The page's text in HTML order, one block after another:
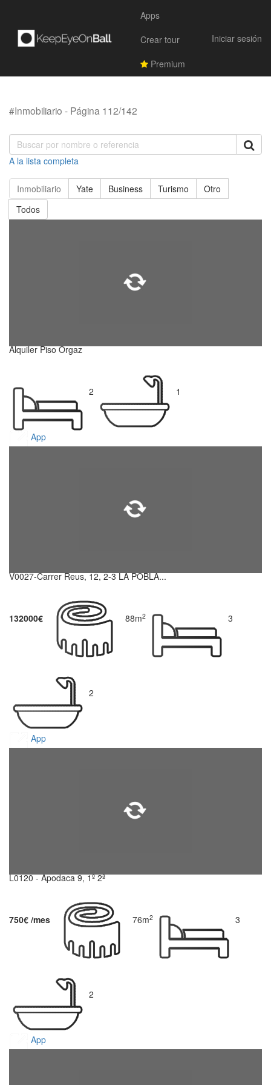
Apps
Crear tour
Premium
Iniciar sesión
#Inmobiliario - Página 112/142
A la lista completa
Inmobiliario Yate Business Turismo
Otro
Todos
Alquiler Piso Orgaz
2 1
App
V0027-Carrer Reus, 12, 2-3 LA POBLA...
132000€ 88m2 3
2
App
L0120 - Apodaca 9, 1º 2ª
750€ /mes 76m2 3
2
App